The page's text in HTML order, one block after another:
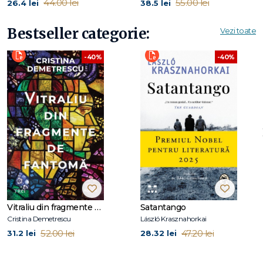
26.4 lei 44.00 lei 38.5 lei 55.00 lei
Bestseller categorie: Vezi toate
-40%
Vitraliu din fragmente de fantomă
Cristina Demetrescu
31.2 lei 52.00 lei
-40%
Satantango
László Krasznahorkai
28.32 lei 47.20 lei